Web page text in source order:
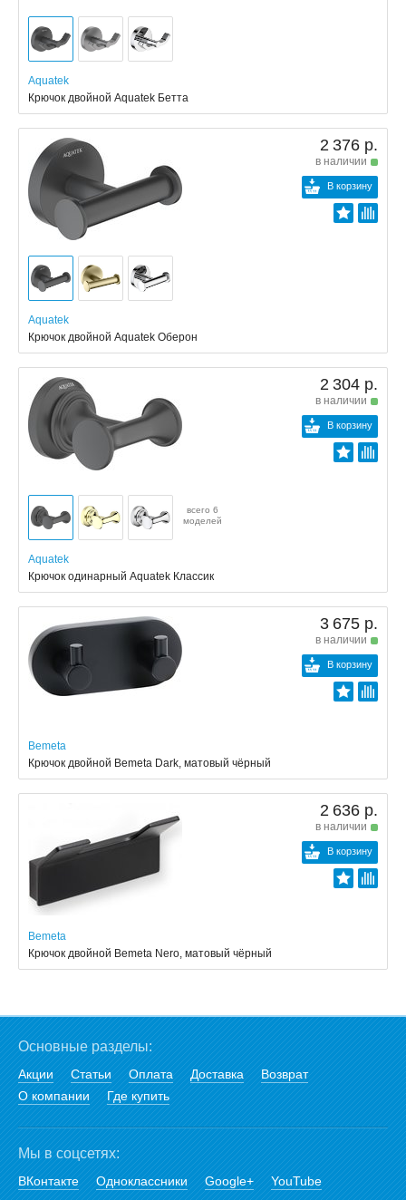
Aquatek
Крючок двойной Aquatek Бетта
2 376 р.
в наличии
В корзину
Aquatek
Крючок двойной Aquatek Оберон
2 304 р.
в наличии
В корзину
всего 6
моделей
Aquatek
Крючок одинарный Aquatek Классик
3 675 р.
в наличии
В корзину
Bemeta
Крючок двойной Bemeta Dark, матовый чёрный
2 636 р.
в наличии
В корзину
Bemeta
Крючок двойной Bemeta Nero, матовый чёрный
Основные разделы:
Акции Статьи Оплата Доставка
Возврат
О компании
Где купить
Мы в соцсетях:
ВКонтакте Одноклассники Google+ YouTube